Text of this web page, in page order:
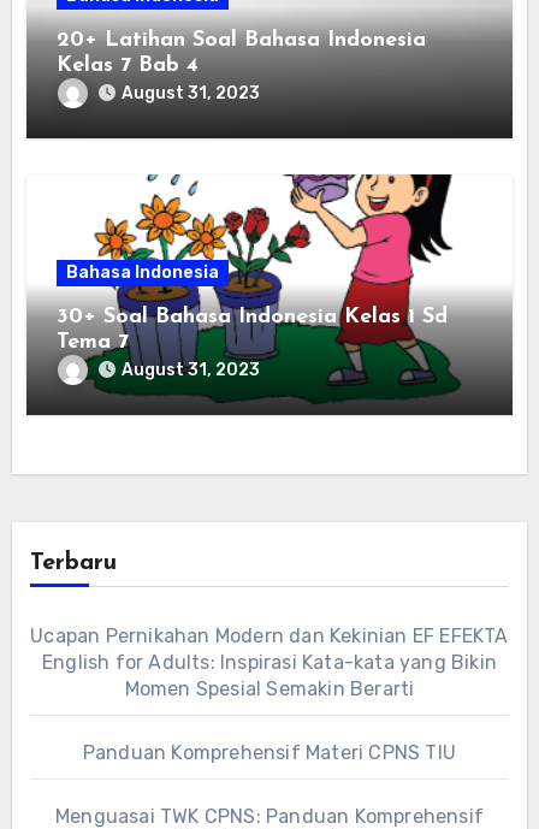
20+ Latihan Soal Bahasa Indonesia
Kelas 7 Bab 4
August 31, 2023
Bahasa Indonesia
30+ Soal Bahasa Indonesia Kelas 1 Sd
Tema 7
August 31, 2023
Terbaru
Ucapan Pernikahan Modern dan Kekinian EF EFEKTA
English for Adults: Inspirasi Kata-kata yang Bikin
Momen Spesial Semakin Berarti
Panduan Komprehensif Materi CPNS TIU
Menguasai TWK CPNS: Panduan Komprehensif